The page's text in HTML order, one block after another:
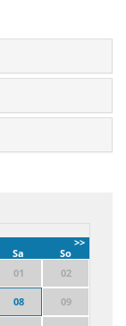
>>
Sa
So
01 02
08 09